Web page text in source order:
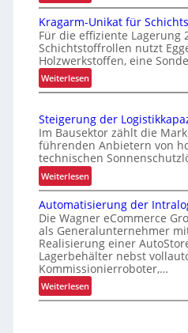
r
e
Z
e
e
n
“
e
r
t
e
P
l
e
t
e
n
w
e
c
W
a
r
u
m
G
i
f
e
n
k
o
m
p
l
e
x
e
Kragarm-Unikat für
Für die effiziente Lagerung
Schichtstoffrollen nutzt
Holzwerkstoffen, eine
Weiterlesen:
K
a
g
a
r
m
U
n
i
k
a
t
f
Steigerung der
Im Bausektor zählt die
führenden Anbietern von
technischen
Weiterlesen:
S
t
e
i
g
e
r
u
Automatisierung der
Die Wagner eCommerce
als Generalunternehmer
Realisierung einer
Lagerbehälter nebst
Kommissionierroboter,…
Weiterlesen:
A
t